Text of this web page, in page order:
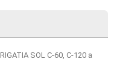
SOL C-60, C-120 a